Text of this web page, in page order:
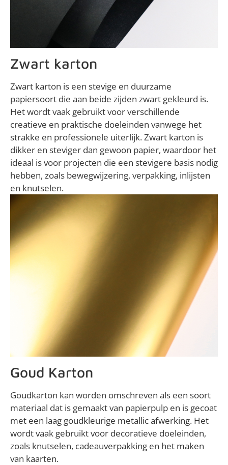
Zwart karton
Zwart karton is een stevige en duurzame
papiersoort die aan beide zijden zwart gekleurd is.
Het wordt vaak gebruikt voor verschillende
creatieve en praktische doeleinden vanwege het
strakke en professionele uiterlijk. Zwart karton is
dikker en steviger dan gewoon papier, waardoor het
ideaal is voor projecten die een stevigere basis nodig
hebben, zoals bewegwijzering, verpakking, inlijsten
en knutselen.
Goud Karton
Goudkarton kan worden omschreven als een soort
materiaal dat is gemaakt van papierpulp en is gecoat
met een laag goudkleurige metallic afwerking. Het
wordt vaak gebruikt voor decoratieve doeleinden,
zoals knutselen, cadeauverpakking en het maken
van kaarten.